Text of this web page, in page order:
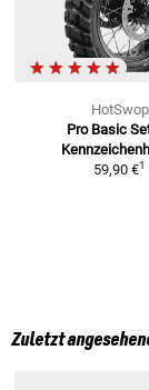
HotSwop
Pro Basic
59,90 €1
Zuletzt